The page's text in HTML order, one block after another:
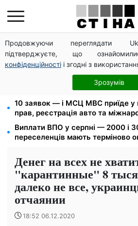
Продовжуючи переглядати
підтверджуєте, що
конфіденційності і згодні з
Зрозумів
Пенсія по інвалідності III групи з
до 10 625 грн — хто скільки
Федоров звільнений і без
пропонує ексміністру
10 заявок — і МСЦ МВС приїде у
прав, реєстрація авто та
Виплати ВПО у серпні — 2000 і
переселенців мають терміново
Денег на всех не
"карантинные" 8
далеко не все,
отчаянии
18:52 06.12.2020